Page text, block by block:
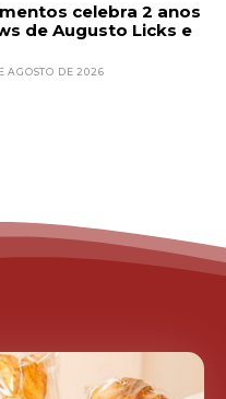
celebra 2 anos
de Augusto Licks e
AGOSTO DE 2026